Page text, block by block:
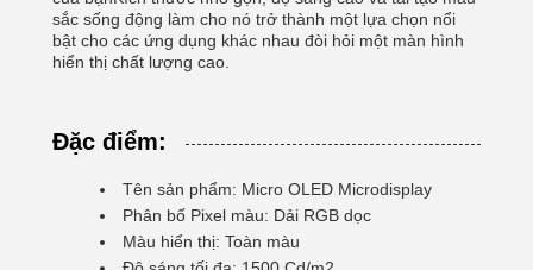
sắc sống động làm cho nó trở thành một lựa chọn nổi
bật cho các ứng dụng khác nhau đòi hỏi một màn hình
hiển thị chất lượng cao.
Đặc điểm:
Tên sản phẩm: Micro OLED Microdisplay
Phân bố Pixel màu: Dải RGB dọc
Màu hiển thị: Toàn màu